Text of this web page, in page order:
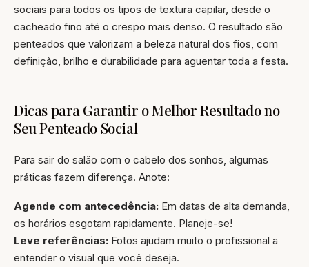
sociais para todos os tipos de textura capilar, desde o
cacheado fino até o crespo mais denso. O resultado são
penteados que valorizam a beleza natural dos fios, com
definição, brilho e durabilidade para aguentar toda a festa.
Dicas para Garantir o Melhor Resultado no
Seu Penteado Social
Para sair do salão com o cabelo dos sonhos, algumas
práticas fazem diferença. Anote:
Agende com antecedência: Em datas de alta demanda,
os horários esgotam rapidamente. Planeje-se!
Leve referências: Fotos ajudam muito o profissional a
entender o visual que você deseja.